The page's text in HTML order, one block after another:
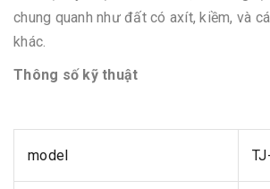
chung quanh như đất có axít, kiềm, và
khác.
Thông số kỹ thuật
model